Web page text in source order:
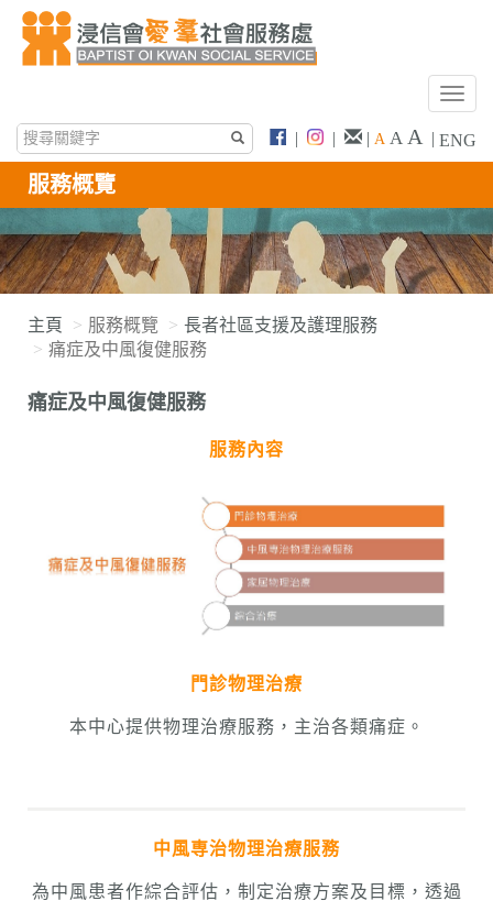
T
g
n
a
v
| | | A A A | ENG
服務概覽
主頁 服務概覽
長者社區支援及護理服務
痛症及中風復健服務
痛症及中風復健服務
服務內容
門診物理治療
本中心提供物理治療服務，主治各類痛症。
中風専治物理治療服務
為中風患者作綜合評估，制定治療方案及目標，透過